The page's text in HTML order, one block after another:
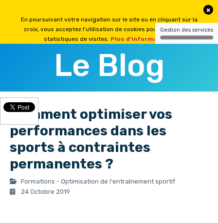
Le Blog
Comment optimiser vos
performances dans les
sports à contraintes
permanentes ?
Formations - Optimisation de l'entraînement sportif
24 Octobre 2019